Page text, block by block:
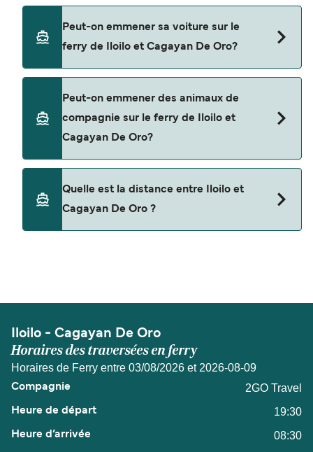
piéton de Iloilo à Cagayan De Oro avec
Peut-on emmener sa voiture sur le
ferry de Iloilo et Cagayan De Oro?
ferry entre Iloilo et Cagayan De Oro.
Peut-on emmener des animaux de
compagnie sur le ferry de Iloilo et
Cagayan De Oro?
pas autorisés à bord pour les traversées entre
Iloilo et Cagayan De Oro.
Quelle est la distance entre Iloilo et
Cagayan De Oro ?
Iloilo - Cagayan De Oro
Horaires des traversées en ferry
Horaires de Ferry entre 03/08/2026 et 2026-08-09
2GO Travel
19:30
08:30